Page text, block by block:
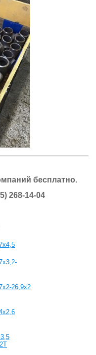
бесплатно.
268-14-04
26,9x2